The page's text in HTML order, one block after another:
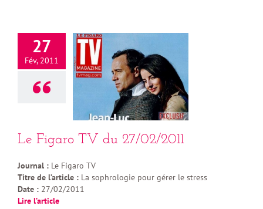
27
Fév, 2011
Le Figaro TV du 27/02/2011
Journal : Le Figaro TV
Titre de l’article : La sophrologie pour gérer le stress
Date : 27/02/2011
Lire l’article